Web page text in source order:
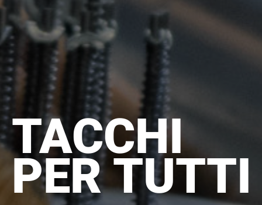
TACCHI
PER TUTTI